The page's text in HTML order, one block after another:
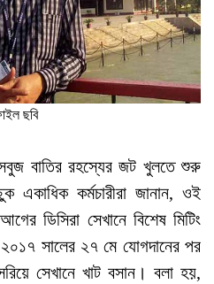
ছবি
বাতির রহস্যের জট খুলতে শুরু
একাধিক কর্মচারীরা জানান, ওই
ডিসিরা সেখানে বিশেষ মিটিং
সালের ২৭ মে যোগদানের পর
সেখানে খাট বসান। বলা হয়,